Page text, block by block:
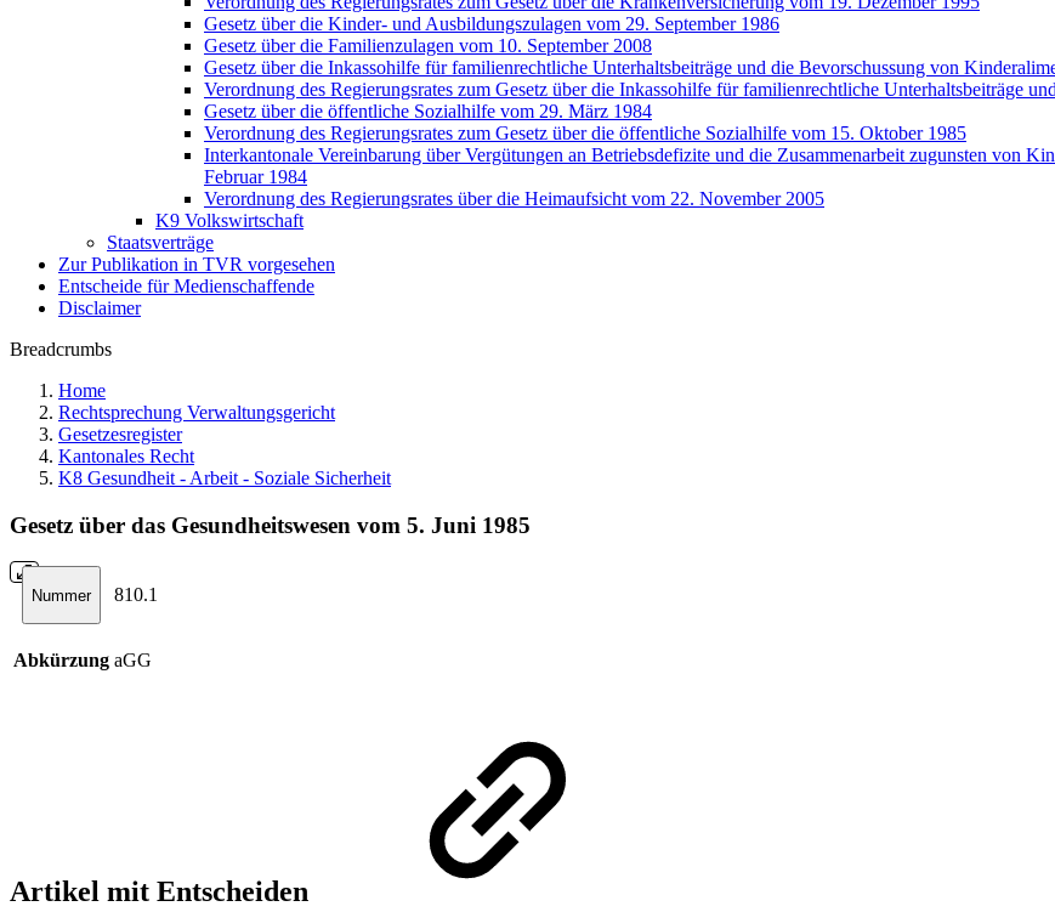
Gesetz über die Kinder- und Ausbildungszulagen vom 29. September 1986
Gesetz über die Familienzulagen vom 10. September 2008
Gesetz über die Inkassohilfe für familienrechtliche Unterhaltsbeiträge und die Bevorschussung von
Verordnung des Regierungsrates zum Gesetz über die Inkassohilfe für familienrechtliche Unterhaltsbeiträge
Gesetz über die öffentliche Sozialhilfe vom 29. März 1984
Verordnung des Regierungsrates zum Gesetz über die öffentliche Sozialhilfe vom 15. Oktober 1985
Interkantonale Vereinbarung über Vergütungen an Betriebsdefizite und die Zusammenarbeit zugunsten von
Februar 1984
Verordnung des Regierungsrates über die Heimaufsicht vom 22. November 2005
K9 Volkswirtschaft
Staatsverträge
Zur Publikation in TVR vorgesehen
Entscheide für Medienschaffende
Disclaimer
Breadcrumbs
Home
Rechtsprechung Verwaltungsgericht
Gesetzesregister
Kantonales Recht
K8 Gesundheit - Arbeit - Soziale Sicherheit
Gesetz über das Gesundheitswesen vom 5. Juni 1985
Nummer 810.1
Abkürzung aGG
Artikel mit Entscheiden